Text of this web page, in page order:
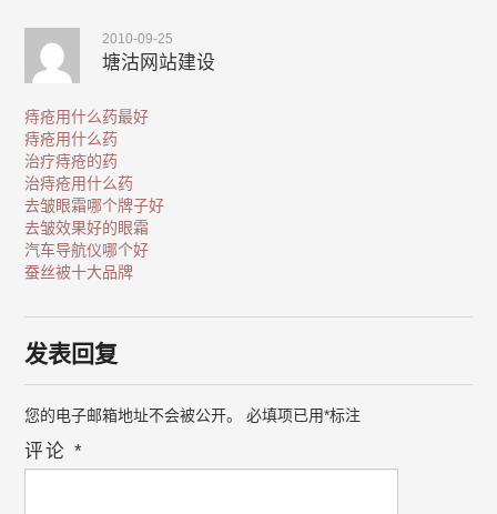
2010-09-25
塘沽网站建设
痔疮用什么药最好
痔疮用什么药
治疗痔疮的药
治痔疮用什么药
去皱眼霜哪个牌子好
去皱效果好的眼霜
汽车导航仪哪个好
蚕丝被十大品牌
发表回复
您的电子邮箱地址不会被公开。 必填项已用*标注
评论*